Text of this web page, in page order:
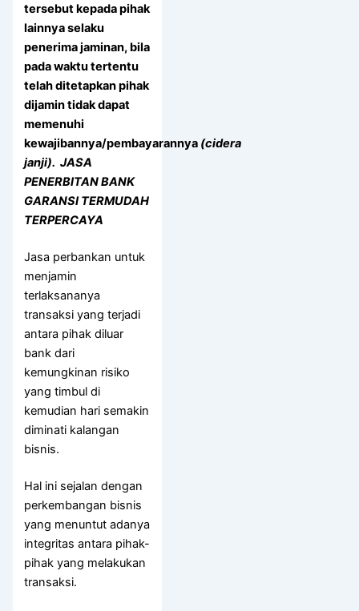
tersebut kepada pihak
lainnya selaku
penerima jaminan, bila
pada waktu tertentu
telah ditetapkan pihak
dijamin tidak dapat
memenuhi
kewajibannya/pembayarannya (cidera
janji). JASA
PENERBITAN BANK
GARANSI TERMUDAH
TERPERCAYA
Jasa perbankan untuk
menjamin
terlaksananya
transaksi yang terjadi
antara pihak diluar
bank dari
kemungkinan risiko
yang timbul di
kemudian hari semakin
diminati kalangan
bisnis.
Hal ini sejalan dengan
perkembangan bisnis
yang menuntut adanya
integritas antara pihak-
pihak yang melakukan
transaksi.